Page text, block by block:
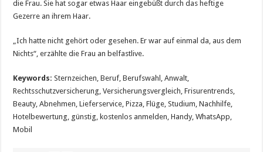
die Frau. Sie hat sogar etwas Haar eingebüßt durch das heftige
Gezerre an ihrem Haar.
„Ich hatte nicht gehört oder gesehen. Er war auf einmal da, aus dem
Nichts“, erzählte die Frau an belfastlive.
Keywords: Sternzeichen, Beruf, Berufswahl, Anwalt,
Rechtsschutzversicherung, Versicherungsvergleich, Frisurentrends,
Beauty, Abnehmen, Lieferservice, Pizza, Flüge, Studium, Nachhilfe,
Hotelbewertung, günstig, kostenlos anmelden, Handy, WhatsApp,
Mobil